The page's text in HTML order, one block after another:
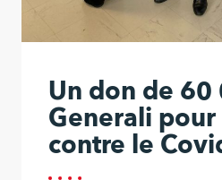
Un don de 60
Generali
contre le